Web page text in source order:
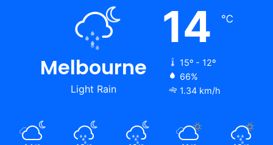
Melbourne
Light Rain
14 ℃
15º - 12º
66%
1.34 km/h